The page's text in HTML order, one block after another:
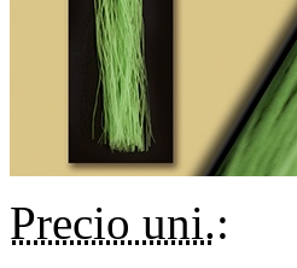
Precio uni.: